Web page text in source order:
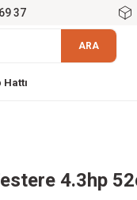
37
ARA
4.3hp